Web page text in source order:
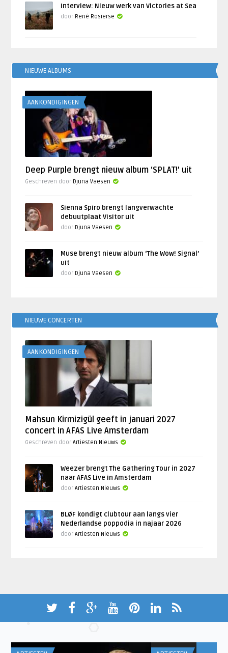
Interview: Nieuw werk van Victories at Sea
door René Rosierse
NIEUWE ALBUMS
AANKONDIGINGEN
Deep Purple brengt nieuw album ‘SPLAT!’ uit
Geschreven door Djuna Vaesen
Sienna Spiro brengt langverwachte
debuutplaat Visitor uit
door Djuna Vaesen
Muse brengt nieuw album ‘The Wow! Signal’
uit
door Djuna Vaesen
NIEUWE CONCERTEN
AANKONDIGINGEN
Mahsun Kirmizigül geeft in januari 2027
concert in AFAS Live Amsterdam
Geschreven doorArtiesten Nieuws
Weezer brengt The Gathering Tour in 2027
naar AFAS Live in Amsterdam
doorArtiesten Nieuws
BLØF kondigt clubtour aan langs vier
Nederlandse poppodia in najaar 2026
doorArtiesten Nieuws